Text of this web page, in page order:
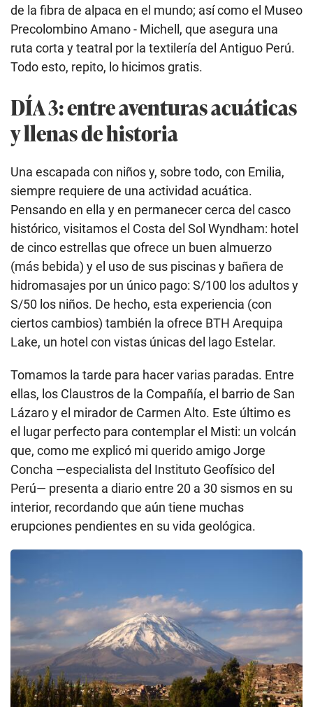
de la fibra de alpaca en el mundo; así como el Museo
Precolombino Amano - Michell, que asegura una
ruta corta y teatral por la textilería del Antiguo Perú.
Todo esto, repito, lo hicimos gratis.
DÍA 3: entre aventuras acuáticas
y llenas de historia
Una escapada con niños y, sobre todo, con Emilia,
siempre requiere de una actividad acuática.
Pensando en ella y en permanecer cerca del casco
histórico, visitamos el Costa del Sol Wyndham: hotel
de cinco estrellas que ofrece un buen almuerzo
(más bebida) y el uso de sus piscinas y bañera de
hidromasajes por un único pago: S/100 los adultos y
S/50 los niños. De hecho, esta experiencia (con
ciertos cambios) también la ofrece BTH Arequipa
Lake, un hotel con vistas únicas del lago Estelar.
Tomamos la tarde para hacer varias paradas. Entre
ellas, los Claustros de la Compañía, el barrio de San
Lázaro y el mirador de Carmen Alto. Este último es
el lugar perfecto para contemplar el Misti: un volcán
que, como me explicó mi querido amigo Jorge
Concha —especialista del Instituto Geofísico del
Perú— presenta a diario entre 20 a 30 sismos en su
interior, recordando que aún tiene muchas
erupciones pendientes en su vida geológica.